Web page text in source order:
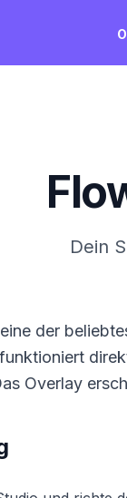
Dein
der
Overlay